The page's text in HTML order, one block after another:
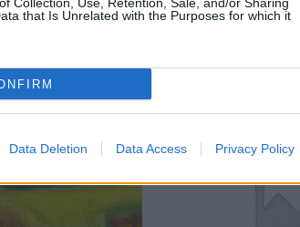
that Is Unrelated with the Purposes for which it
Data Deletion Data Access Privacy Policy